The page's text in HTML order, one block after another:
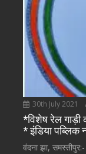
30th July 2021
*विशेष रेल गाड़ी
* इंडिया पब्लिक
वंदना झा,